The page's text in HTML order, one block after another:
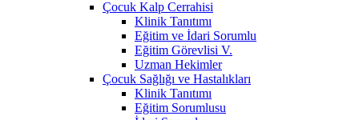
Çocuk Kalp Cerrahisi
Klinik Tanıtımı
Eğitim ve İdari Sorumlu
Eğitim Görevlisi V.
Uzman Hekimler
Çocuk Sağlığı ve Hastalıkları
Klinik Tanıtımı
Eğitim Sorumlusu